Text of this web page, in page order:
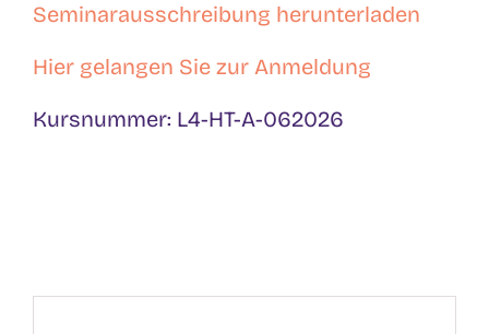
Seminarausschreibung herunterladen
Hier gelangen Sie zur Anmeldung
Kursnummer: L4-HT-A-062026